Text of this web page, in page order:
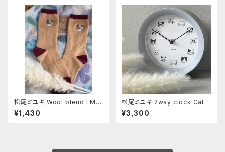
松尾ミユキ Wool blend EM
B'D-cat《Mugi》
¥1,430
松尾ミユキ 2way clock Cats
Gray
¥3,300